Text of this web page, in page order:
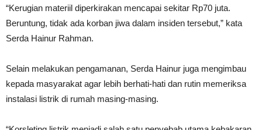
“Kerugian materiil diperkirakan mencapai sekitar Rp70 juta.
Beruntung, tidak ada korban jiwa dalam insiden tersebut,” kata
Serda Hainur Rahman.
Selain melakukan pengamanan, Serda Hainur juga mengimbau
kepada masyarakat agar lebih berhati-hati dan rutin memeriksa
instalasi listrik di rumah masing-masing.